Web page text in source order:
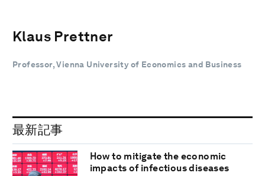
Klaus Prettner
Professor, Vienna University of Economics and Business
最新記事
How to mitigate the economic
impacts of infectious diseases